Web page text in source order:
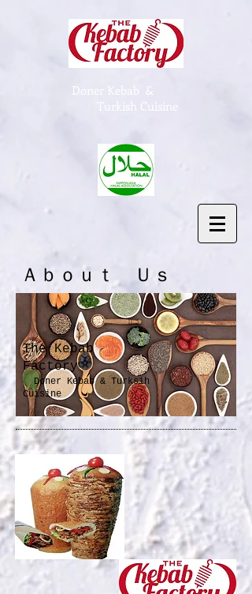
Doner Kebab &
Turkish Cuisine
Ａｂｏｕｔ Ｕｓ
The Kebab
Factory
Doner Kebab & Turksih
Cuisine